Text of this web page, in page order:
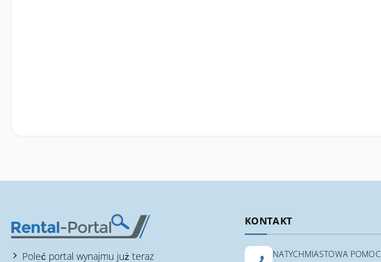
Poleć portal wynajmu już teraz
KONTAKT
NATYCHMIASTOWA POMOC